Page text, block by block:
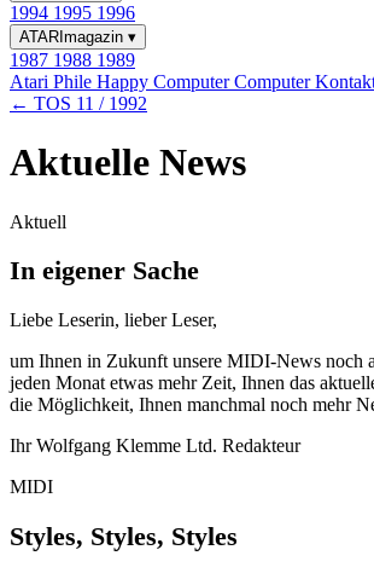
1994 1995 1996
ATARImagazin ▾
1987 1988 1989
Atari Phile Happy ComputerComputer
← TOS 11 / 1992
Aktuelle News
Aktuell
In eigener Sache
Liebe Leserin, lieber Leser,
um Ihnen in Zukunft unsere MIDI-News noch
jeden Monat etwas mehr Zeit, Ihnen das
die Möglichkeit, Ihnen manchmal noch mehr
Ihr Wolfgang Klemme Ltd. Redakteur
MIDI
Styles, Styles, Styles